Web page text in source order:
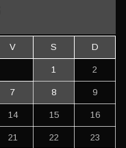
V S D
1 2
7 8 9
14 15 16
21 22 23